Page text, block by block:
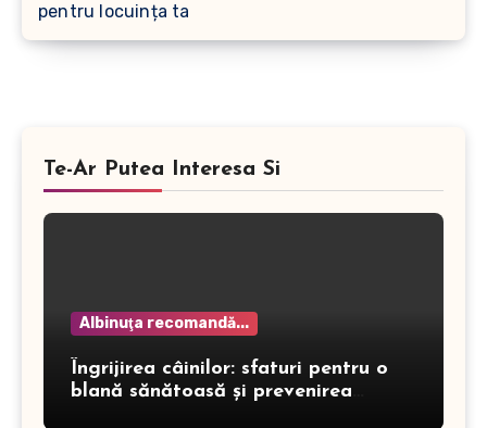
pentru locuința ta
Te-Ar Putea Interesa Si
Albinuţa recomandă...
Îngrijirea câinilor: sfaturi pentru o
blană sănătoasă și prevenirea